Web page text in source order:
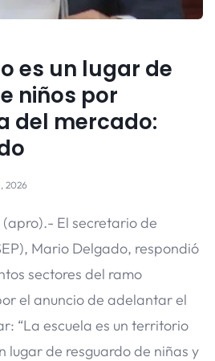
es un lugar de
niños por
del mercado:
2026
(apro).- El secretario de
Mario Delgado, respondió
sectores del ramo
el anuncio de adelantar el
“La escuela es un territorio
lugar de resguardo de niñas y